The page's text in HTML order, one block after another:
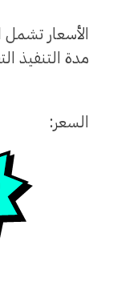
الأسعار
مدة التنفيذ
السعر: